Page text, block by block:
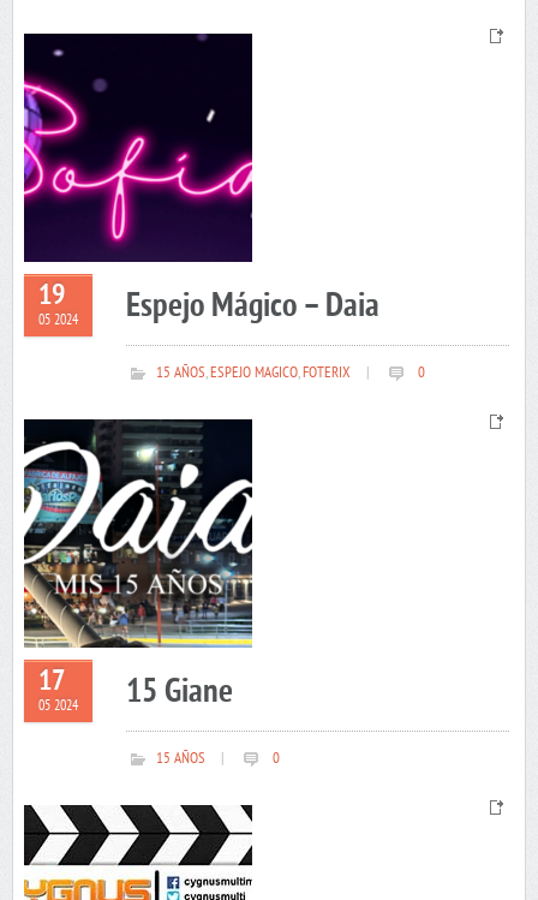
19
05 2024 Espejo Mágico – Daia
15 AÑOS,ESPEJO MAGICO,FOTERIX 0
17
05 2024 15 Giane
15 AÑOS 0